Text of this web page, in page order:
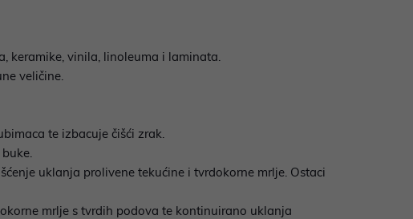
keramike, vinila, linoleuma i laminata.
veličine.
te izbacuje čišći zrak.
uklanja prolivene tekućine i tvrdokorne mrlje. Ostaci
mrlje s tvrdih podova te kontinuirano uklanja